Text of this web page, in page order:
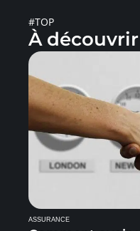
#TOP
À découvrir
ASSURANCE